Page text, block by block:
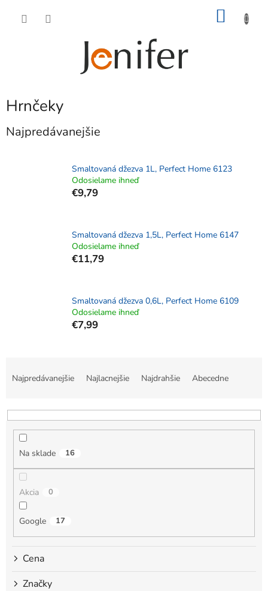
Hrnčeky
Najpredávanejšie
Smaltovaná džezva 1L, Perfect Home 6123
Odosielame ihneď
€9,79
Smaltovaná džezva 1,5L, Perfect Home 6147
Odosielame ihneď
€11,79
Smaltovaná džezva 0,6L, Perfect Home 6109
Odosielame ihneď
€7,99
n
Najpredávanejšie Najlacnejšie Najdrahšie Abecedne
Na sklade 16
Akcia 0
Google 17
Cena
Značky